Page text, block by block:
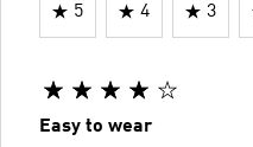
5 4 3
Easy to wear